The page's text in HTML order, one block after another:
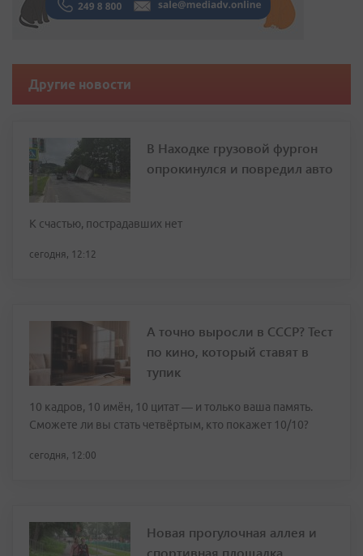
Другие новости
В Находке грузовой фургон
опрокинулся и повредил авто
К счастью, пострадавших нет
сегодня, 12:12
А точно выросли в СССР? Тест
по кино, который ставят в
тупик
10 кадров, 10 имён, 10 цитат — и только ваша память.
Сможете ли вы стать четвёртым, кто покажет 10/10?
сегодня, 12:00
Новая прогулочная аллея и
спортивная площадка